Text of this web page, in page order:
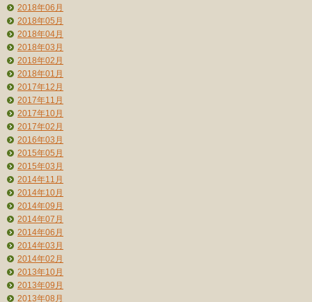
2018年06月
2018年05月
2018年04月
2018年03月
2018年02月
2018年01月
2017年12月
2017年11月
2017年10月
2017年02月
2016年03月
2015年05月
2015年03月
2014年11月
2014年10月
2014年09月
2014年07月
2014年06月
2014年03月
2014年02月
2013年10月
2013年09月
2013年08月